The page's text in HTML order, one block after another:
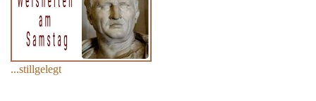
...stillgelegt